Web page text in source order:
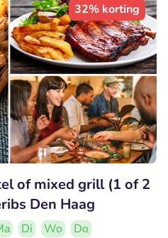
32% korting
of mixed grill (1 of 2
Den Haag
Di Wo
Do